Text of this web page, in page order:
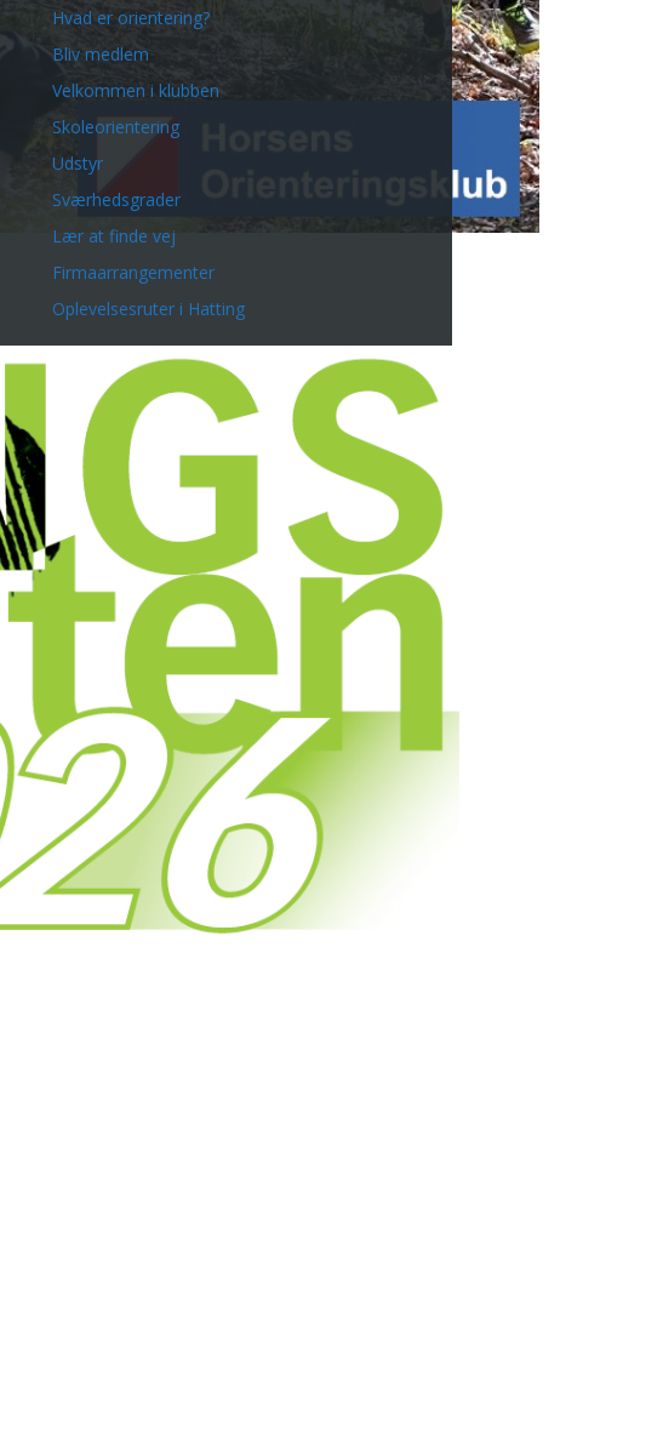
Hvad er orientering?
Bliv medlem
Velkommen i klubben
Skoleorientering
Udstyr
Sværhedsgrader
Lær at finde vej
Firmaarrangementer
Oplevelsesruter i Hatting